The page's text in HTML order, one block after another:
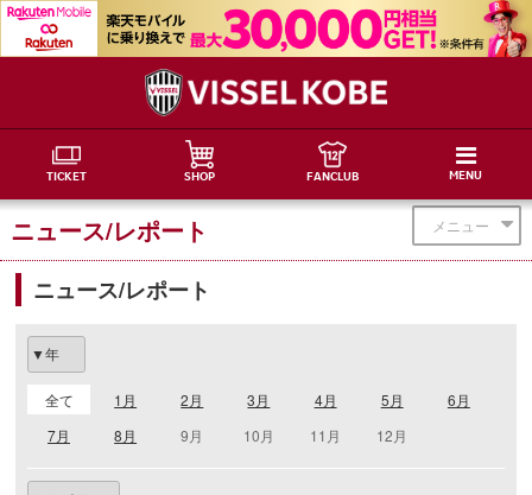
TICKET SHOP FANCLUB MENU
メニュー
ニュース/レポート
ニュース/レポート
全て 1月 2月 3月 4月 5月
6月
7月
8月 9月 10月 11月 12月